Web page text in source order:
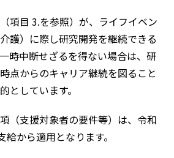
項目 3.を参照）が、ライフイベン
護）に際し研究開発を継続できる
時中断せざるを得ない場合は、研
点からのキャリア継続を図ること
としています。
（支援対象者の要件等）は、令和
から適用となります。